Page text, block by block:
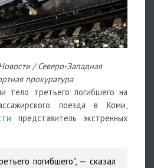
/ Северо-Западная
прокуратура
тело третьего погибшего на
поезда в Коми,
представитель экстренных
погибшего", — сказал